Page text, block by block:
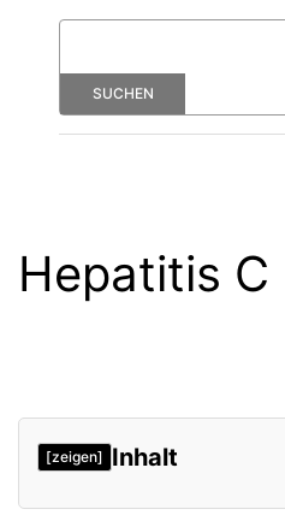
Hepatitis C
[zeigen] Inhalt